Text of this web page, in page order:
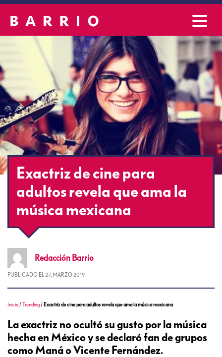
Exactriz de cine para
adultos revela que ama la
música mexicana
Redacción Barrio
PUBLICADO EL 27, MARZO 2019
Inicio /Trending / Exactriz de cine para adultos revela que ama la música mexicana
La exactriz no ocultó su gusto por la música
hecha en México y se declaró fan de grupos
como Maná o Vicente Fernández.